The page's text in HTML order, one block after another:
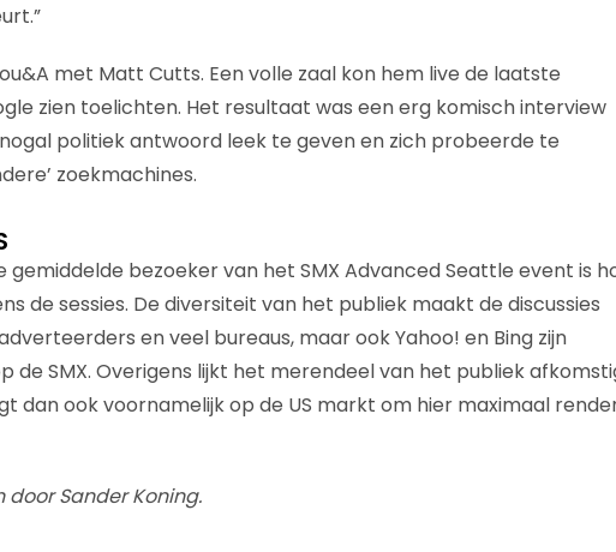
met Matt Cutts. Een volle zaal kon hem live de laatste
zien toelichten. Het resultaat was een erg komisch interview
politiek antwoord leek te geven en zich probeerde te
zoekmachines.
gemiddelde bezoeker van het SMX Advanced Seattle event is
de sessies. De diversiteit van het publiek maakt de discussies
en veel bureaus, maar ook Yahoo! en Bing zijn
de SMX. Overigens lijkt het merendeel van het publiek
dan ook voornamelijk op de US markt om hier maximaal
Sander Koning.